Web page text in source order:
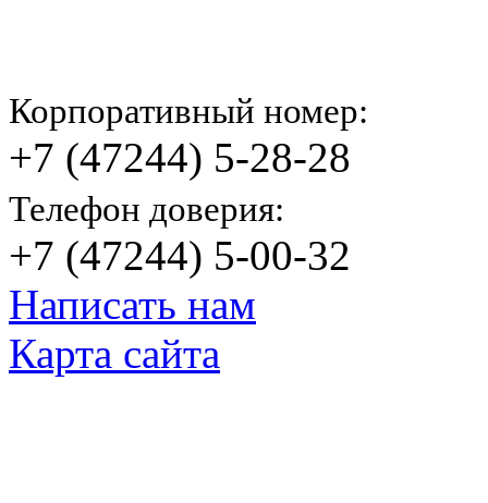
Корпоративный номер:
+7 (47244) 5-28-28
Телефон доверия:
+7 (47244) 5-00-32
Написать нам
Карта сайта